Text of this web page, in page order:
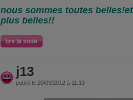
nous sommes toutes
plus belles!!
lire la suite
j13
publié le 20/09/2012 à 11:13